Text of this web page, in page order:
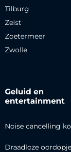
Tilburg
Zeist
Zoetermeer
Zwolle
Geluid en
entertainment
Noise cancelling
Draadloze